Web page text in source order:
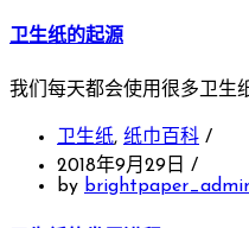
卫生纸的起源
我们每天都会使用很多卫生
卫生纸, 纸巾百科 /
2018年9月29日 /
by